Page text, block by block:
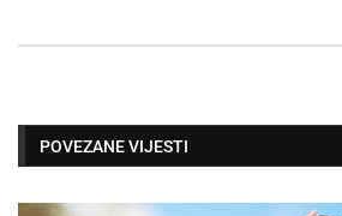
POVEZANE VIJESTI